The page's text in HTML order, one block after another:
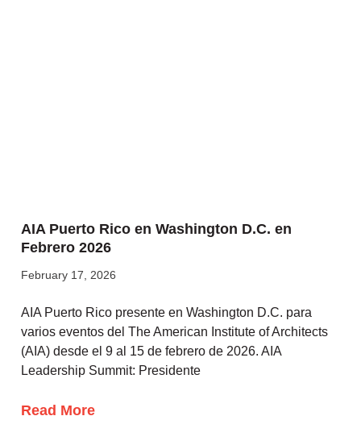
AIA Puerto Rico en Washington D.C. en
Febrero 2026
February 17, 2026
AIA Puerto Rico presente en Washington D.C. para
varios eventos del The American Institute of Architects
(AIA) desde el 9 al 15 de febrero de 2026. AIA
Leadership Summit: Presidente
Read More